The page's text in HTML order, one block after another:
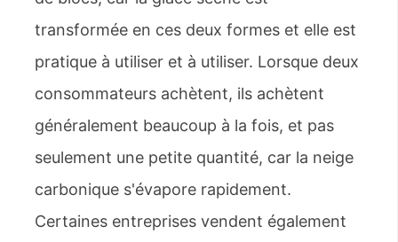
transformée en ces deux formes et elle est
pratique à utiliser et à utiliser. Lorsque deux
consommateurs achètent, ils achètent
généralement beaucoup à la fois, et pas
seulement une petite quantité, car la neige
carbonique s'évapore rapidement.
Certaines entreprises vendent également